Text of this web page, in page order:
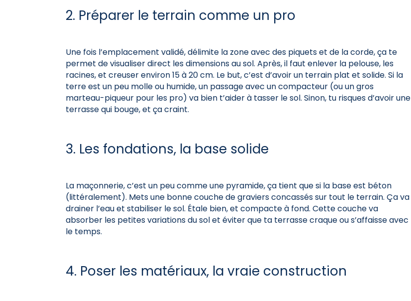
2. Préparer le terrain comme un pro
Une fois l’emplacement validé, délimite la zone avec des piquets et de la corde, ça te
permet de visualiser direct les dimensions au sol. Après, il faut enlever la pelouse, les
racines, et creuser environ 15 à 20 cm. Le but, c’est d’avoir un terrain plat et solide. Si la
terre est un peu molle ou humide, un passage avec un compacteur (ou un gros
marteau-piqueur pour les pro) va bien t’aider à tasser le sol. Sinon, tu risques d’avoir une
terrasse qui bouge, et ça craint.
3. Les fondations, la base solide
La maçonnerie, c’est un peu comme une pyramide, ça tient que si la base est béton
(littéralement). Mets une bonne couche de graviers concassés sur tout le terrain. Ça va
drainer l’eau et stabiliser le sol. Étale bien, et compacte à fond. Cette couche va
absorber les petites variations du sol et éviter que ta terrasse craque ou s’affaisse avec
le temps.
4. Poser les matériaux, la vraie construction